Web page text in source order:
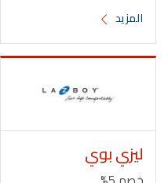
المزيد
ليزي بوي